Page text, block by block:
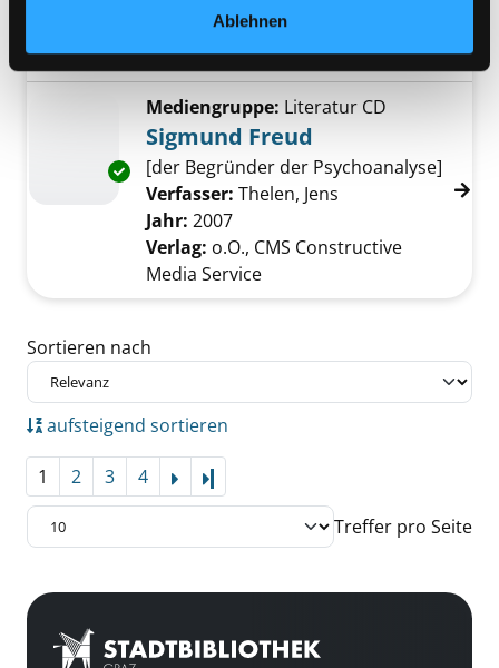
Ablehnen
Reinbek b. Hamburg,
Rowohlt
Exemplar-Details von Sigmund Freud
Mediengruppe: Literatur CD
Sigmund Freud
[der Begründer der Psychoanalyse]
Verfasser: Thelen, Jens Suche nach
Jahr: 2007
Verlag: o.O., CMS Constructive
Media Service
Zu den Suchfiltern springen
Sortieren nach
aufsteigend sortieren
1 2 3 4
Treffer pro Seite